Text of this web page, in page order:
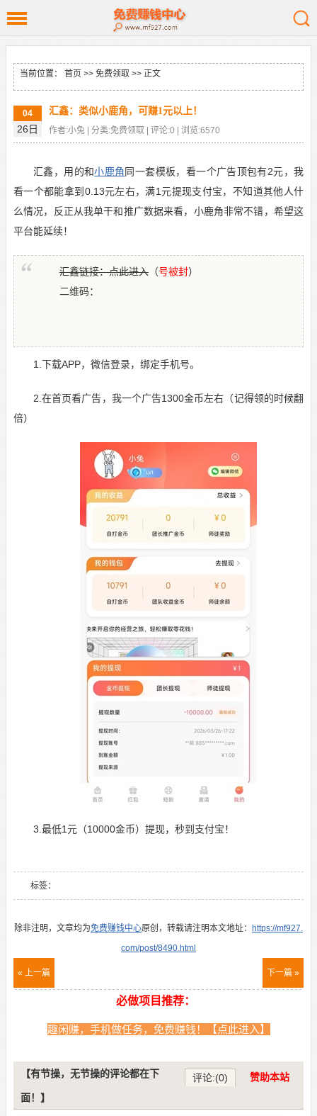
当前位置： 首页 >> 免费领取 >> 正文
04
26日
汇鑫：类似小鹿角，可赚1元以上！
作者:小兔 | 分类:免费领取 | 评论:0 | 浏览:6570
汇鑫，用的和小鹿角同一套模板，看一个广告顶包有2元，我
看一个都能拿到0.13元左右，满1元提现支付宝，不知道其他人什
么情况，反正从我单干和推广数据来看，小鹿角非常不错，希望这
平台能延续！
汇鑫链接：点此进入 （号被封）
二维码：
1.下载APP，微信登录，绑定手机号。
2.在首页看广告，我一个广告1300金币左右（记得领的时候翻
倍）
3.最低1元（10000金币）提现，秒到支付宝！
标签：
除非注明，文章均为免费赚钱中心原创，转载请注明本文地址：
https://mf927.
com/post/8490.html
« 上一篇 下一篇 »
必做项目推荐：
趣闲赚，手机做任务，免费赚钱！【点此进入】
评论:(0) 赞助本站
【有节操，无节操的评论都在下
面！】